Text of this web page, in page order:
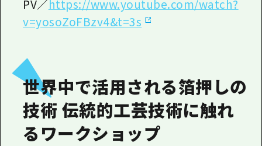
PV／https://www.youtube.com/watch?
v=yosoZoFBzv4&t=3s
世界中で活用される箔押しの
技術 伝統的工芸技術に触れ
るワークショップ